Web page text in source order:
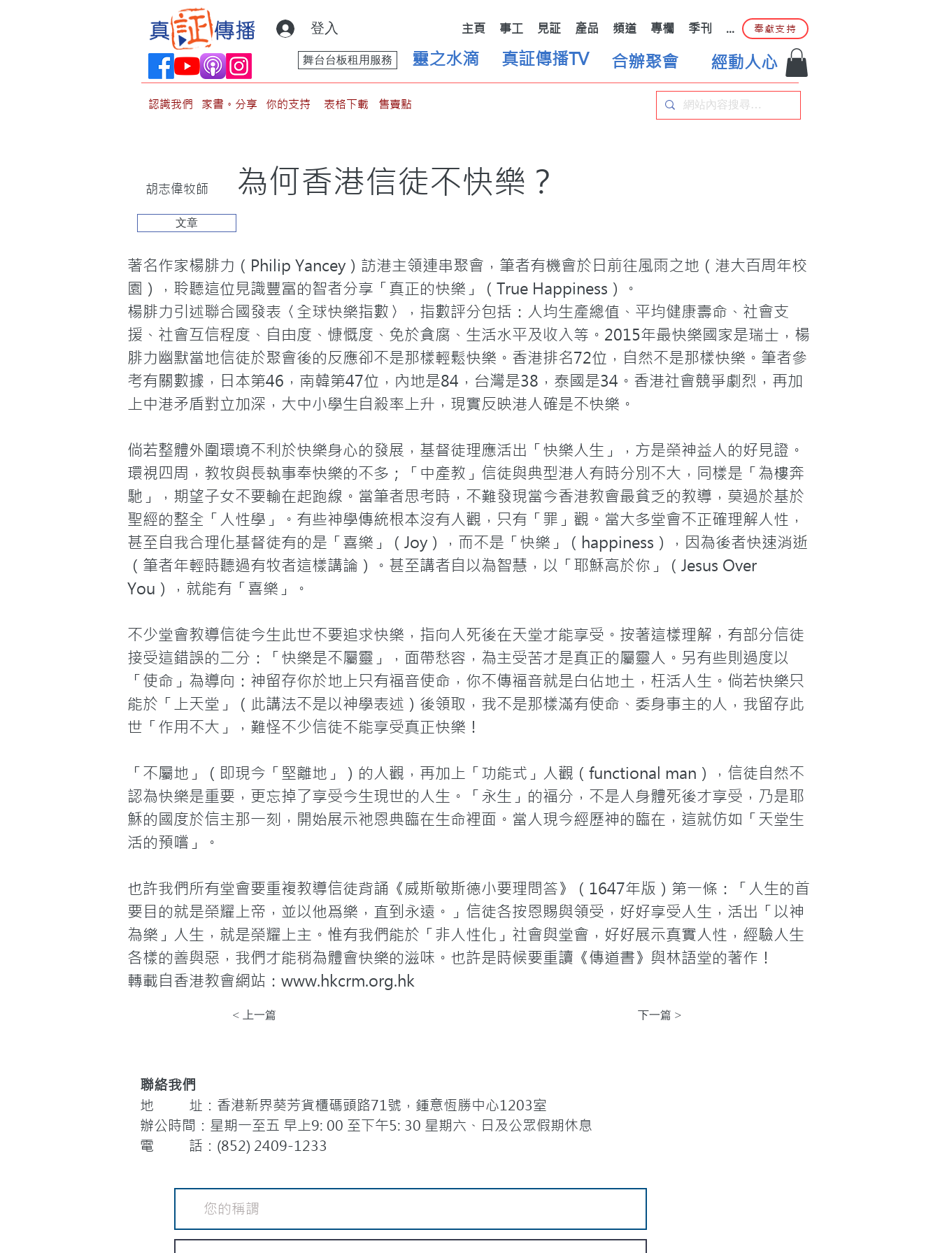
登入 主頁 事工 見証 產品 頻道 專欄 季刊 ... 奉獻支持
靈之水滴
舞台台板租用服務 真証傳播TV 合辦聚會 經動人心
認識我們 家書。分享 你的支持 表格下載 售賣點
胡志偉牧師 為何香港信徒不快樂？
文章
著名作家楊腓力（Philip Yancey）訪港主領連串聚會，筆者有機會於日前往風雨之地（港大百周年校
園），聆聽這位見識豐富的智者分享「真正的快樂」（True Happiness）。
楊腓力引述聯合國發表〈全球快樂指數〉，指數評分包括：人均生產總值、平均健康壽命、社會支
援、社會互信程度、自由度、慷慨度、免於貪腐、生活水平及收入等。2015年最快樂國家是瑞士，楊
腓力幽默當地信徒於聚會後的反應卻不是那樣輕鬆快樂。香港排名72位，自然不是那樣快樂。筆者參
考有關數據，日本第46，南韓第47位，內地是84，台灣是38，泰國是34。香港社會競爭劇烈，再加
上中港矛盾對立加深，大中小學生自殺率上升，現實反映港人確是不快樂。
倘若整體外圍環境不利於快樂身心的發展，基督徒理應活出「快樂人生」，方是榮神益人的好見證。
環視四周，教牧與長執事奉快樂的不多；「中產教」信徒與典型港人有時分別不大，同樣是「為樓奔
馳」，期望子女不要輸在起跑線。當筆者思考時，不難發現當今香港教會最貧乏的教導，莫過於基於
聖經的整全「人性學」。有些神學傳統根本沒有人觀，只有「罪」觀。當大多堂會不正確理解人性，
甚至自我合理化基督徒有的是「喜樂」（Joy），而不是「快樂」（happiness），因為後者快速消逝
（筆者年輕時聽過有牧者這樣講論）。甚至講者自以為智慧，以「耶穌高於你」（Jesus Over
You），就能有「喜樂」。
不少堂會教導信徒今生此世不要追求快樂，指向人死後在天堂才能享受。按著這樣理解，有部分信徒
接受這錯誤的二分：「快樂是不屬靈」，面帶愁容，為主受苦才是真正的屬靈人。另有些則過度以
「使命」為導向：神留存你於地上只有福音使命，你不傳福音就是白佔地土，枉活人生。倘若快樂只
能於「上天堂」（此講法不是以神學表述）後領取，我不是那樣滿有使命、委身事主的人，我留存此
世「作用不大」，難怪不少信徒不能享受真正快樂！
「不屬地」（即現今「堅離地」）的人觀，再加上「功能式」人觀（functional man），信徒自然不
認為快樂是重要，更忘掉了享受今生現世的人生。「永生」的福分，不是人身體死後才享受，乃是耶
穌的國度於信主那一刻，開始展示祂恩典臨在生命裡面。當人現今經歷神的臨在，這就仿如「天堂生
活的預嚐」。
也許我們所有堂會要重複教導信徒背誦《威斯敏斯德小要理問答》（1647年版）第一條：「人生的首
要目的就是榮耀上帝，並以他爲樂，直到永遠。」信徒各按恩賜與領受，好好享受人生，活出「以神
為樂」人生，就是榮耀上主。惟有我們能於「非人性化」社會與堂會，好好展示真實人性，經驗人生
各樣的善與惡，我們才能稍為體會快樂的滋味。也許是時候要重讀《傳道書》與林語堂的著作！
轉載自香港教會網站：www.hkcrm.org.hk
< 上一篇 下一篇 >
聯絡我們
地 址：香港新界葵芳貨櫃碼頭路71號，鍾意恆勝中心1203室
辦公時間：星期一至五 早上9: 00 至下午5: 30 星期六、日及公眾假期休息
電 話：(852) 2409-1233